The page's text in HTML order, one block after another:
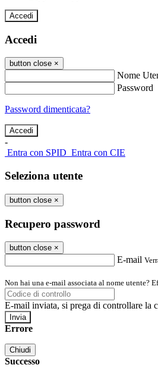
Accedi
Accedi
button close ×
Nome
Password
Password dimenticata?
-
Entra con SPID Entra con CIE
Seleziona utente
button close ×
Recupero password
button close ×
E-mail
Non hai una e-mail associata al nome utente?
E-mail inviata, si prega di controllare la
Errore
Chiudi
Successo